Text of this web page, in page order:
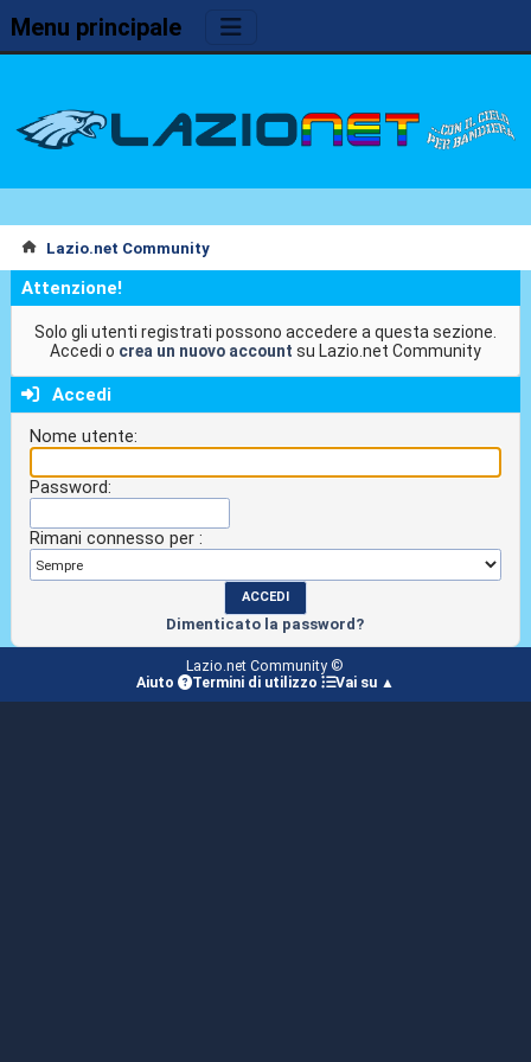
Menu principale
Lazio.net Community
Attenzione!
Solo gli utenti registrati possono accedere a questa sezione.
Accedi o crea un nuovo account su Lazio.net Community
Accedi
Nome utente:
Password:
Rimani connesso per :
Dimenticato la password?
Lazio.net Community ©
Aiuto
Termini di utilizzo Vai su ▲